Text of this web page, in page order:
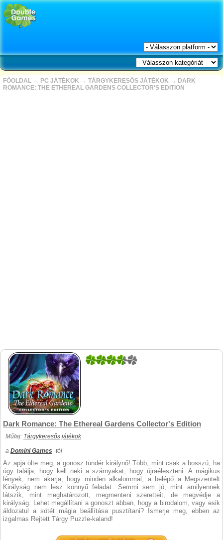
FŐOLDAL → PC JÁTÉKOK → TÁRGYKERESŐS JÁTÉKOK → DARK
ROMANCE: THE ETHEREAL GARDENS COLLECTOR'S EDITION
5
Dark Romance: The Ethereal Gardens Collector's Edition
Műfaj: Tárgykeresős játékok
a Domini Games -tól
Az apja ölte meg, a gonosz tündér királynő! Több, mint csak a bosszú, ha
úgy találja, hogy kell neki a szárnyakat, hogy újraéleszteni. A mágikus
lények, nem akarja, hogy minden alkalommal, a belépő a Megszentelt
Királyság nem lesz könnyű feladat. Semmi sem jó, mint amilyennek
látszik, mint meghatározott, megmenteni szeretteit, de megvédje a
királyság. Lehet megállítani a gonoszt abban, hogy a birodalom, vagy esik
áldozatul a sötét mágia beállítása pusztítani? Ismerje meg, ebben az
izgalmas Rejtett Tárgy Puzzle-kaland!